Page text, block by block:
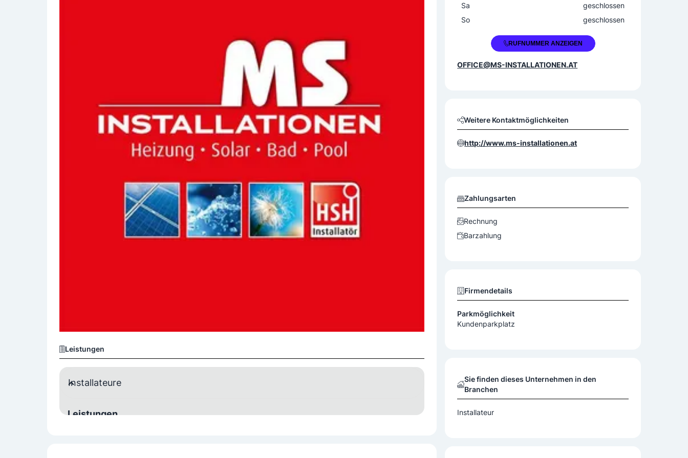
Leistungen
Installateure
Leistungen
Sa
geschlossen
So
geschlossen
+43 3382 85255RUFNUMMER ANZEIGEN
OFFICE@MS-INSTALLATIONEN.AT
Weitere Kontaktmöglichkeiten
http://www.ms-installationen.at
Zahlungsarten
Rechnung
Barzahlung
Firmendetails
Parkmöglichkeit
Kundenparkplatz
Sie finden dieses Unternehmen in den
Branchen
Installateur